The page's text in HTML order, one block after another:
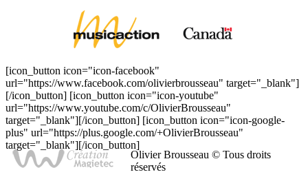
[icon_button icon="icon-facebook"
url="https://www.facebook.com/olivierbrousseau" target="_blank"]
[/icon_button] [icon_button icon="icon-youtube"
url="https://www.youtube.com/c/OlivierBrousseau"
target="_blank"][/icon_button] [icon_button icon="icon-google-
plus" url="https://plus.google.com/+OlivierBrousseau"
target="_blank"][/icon_button]
Olivier Brousseau © Tous droits
réservés